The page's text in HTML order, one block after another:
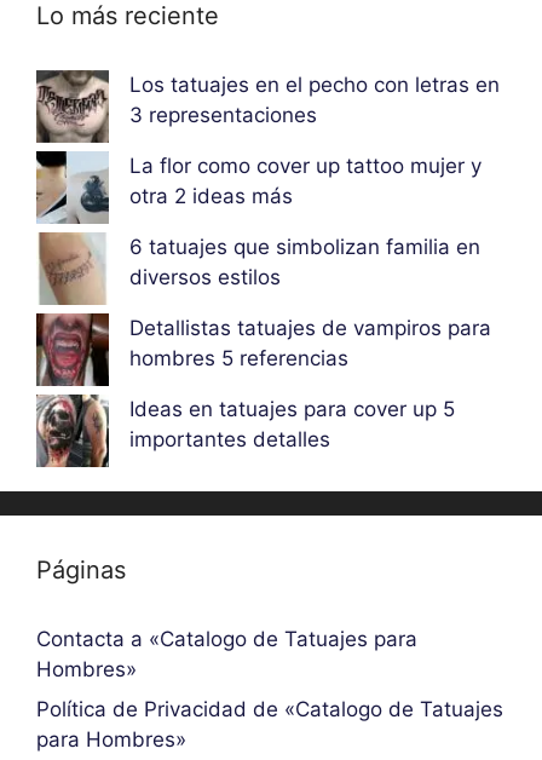
Lo más reciente
Los tatuajes en el pecho con letras en
3 representaciones
La flor como cover up tattoo mujer y
otra 2 ideas más
6 tatuajes que simbolizan familia en
diversos estilos
Detallistas tatuajes de vampiros para
hombres 5 referencias
Ideas en tatuajes para cover up 5
importantes detalles
Páginas
Contacta a «Catalogo de Tatuajes para
Hombres»
Política de Privacidad de «Catalogo de Tatuajes
para Hombres»